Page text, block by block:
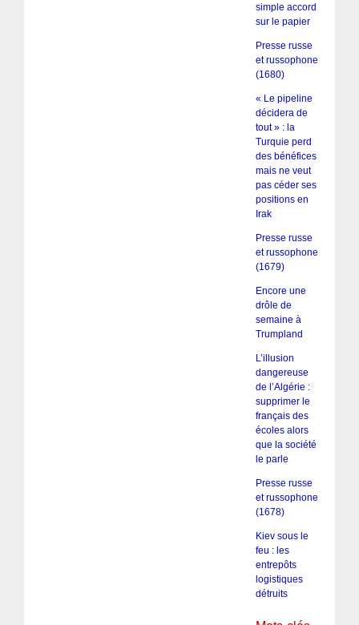
simple accord
sur le papier
Presse russe
et russophone
(1680)
« Le pipeline
décidera de
tout » : la
Turquie perd
des bénéfices
mais ne veut
pas céder ses
positions en
Irak
Presse russe
et russophone
(1679)
Encore une
drôle de
semaine à
Trumpland
L’illusion
dangereuse
de l’Algérie :
supprimer le
français des
écoles alors
que la société
le parle
Presse russe
et russophone
(1678)
Kiev sous le
feu : les
entrepôts
logistiques
détruits